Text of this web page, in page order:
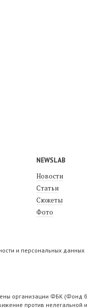
NEWSLAB
Новости
Статьи
Сюжеты
Фото
и персональных данных
организации ФБК (Фонд
против